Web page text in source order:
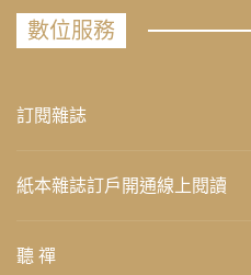
數位服務
訂閱雜誌
紙本雜誌訂戶開通線上閱讀
聽 禪